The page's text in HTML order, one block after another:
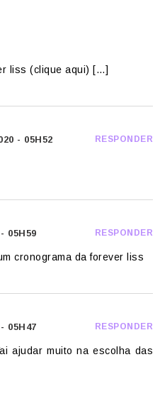
liss (clique aqui) […]
- 05H52 RESPONDER
05H59 RESPONDER
cronograma da forever liss
05H47 RESPONDER
ajudar muito na escolha das